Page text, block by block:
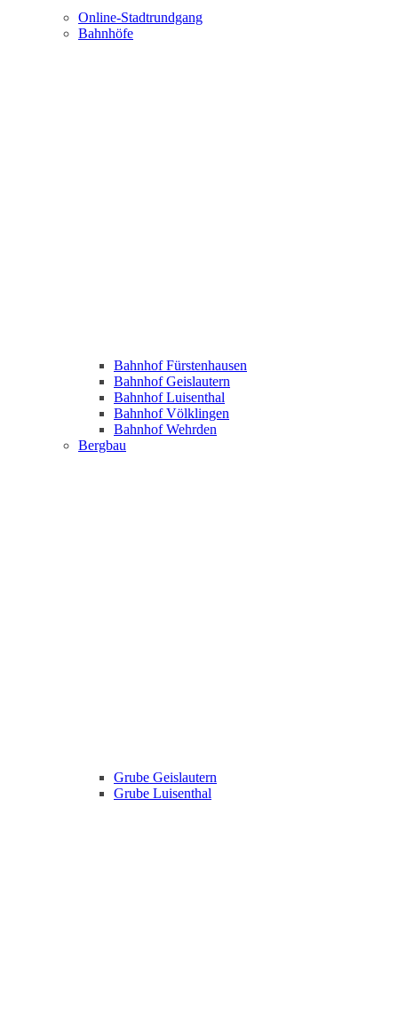
Online-Stadtrundgang
Bahnhöfe
Bahnhof Fürstenhausen
Bahnhof Geislautern
Bahnhof Luisenthal
Bahnhof Völklingen
Bahnhof Wehrden
Bergbau
Grube Geislautern
Grube Luisenthal